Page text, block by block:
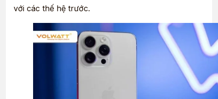
với các thế hệ trước.